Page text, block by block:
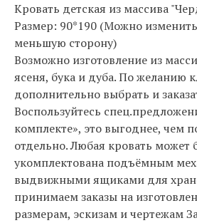
Кровать детская из массива
Размер: 90*190 (Можно
меньшую сторону)
Возможно изготовление из
ясеня, бука и дуба. По желанию
дополнительно выбрать и
Воспользуйтесь
комплекте», это выгоднее, чем
отдельно. Любая кровать может
укомплектована подъёмным
выдвижными ящиками для
принимаем заказы на
размерам, эскизам и чертежам